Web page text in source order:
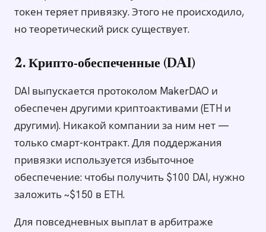
токен теряет привязку. Этого не происходило,
но теоретический риск существует.
2. Крипто-обеспеченные (DAI)
DAI выпускается протоколом MakerDAO и
обеспечен другими криптоактивами (ETH и
другими). Никакой компании за ним нет —
только смарт-контракт. Для поддержания
привязки используется избыточное
обеспечение: чтобы получить $100 DAI, нужно
заложить ~$150 в ETH.
Для повседневных выплат в арбитраже